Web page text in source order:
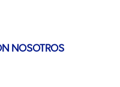
NOSOTROS